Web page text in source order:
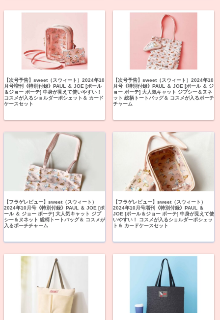
【次号予告】sweet（スウィート）2024年10
月号増刊《特別付録》PAUL ＆ JOE [ポール
＆ジョー ボーテ] 中身が見えて使いやすい！
コスメが入るショルダーポシェット＆ カード
ケースセット
【次号予告】sweet（スウィート）2024年10
月号《特別付録》PAUL ＆ JOE [ポール ＆ ジ
ョー ボーテ] 大人気キャット ジプシー＆ヌネ
ット 総柄トートバッグ＆ コスメが入るポーチ
チャーム
【フラゲレビュー】sweet（スウィート）
2024年10月号《特別付録》PAUL ＆ JOE [ポ
ール ＆ ジョー ボーテ] 大人気キャット ジプ
シー＆ヌネット 総柄トートバッグ＆ コスメが
入るポーチチャーム
【フラゲレビュー】sweet（スウィート）
2024年10月号増刊《特別付録》PAUL ＆
JOE [ポール＆ジョー ボーテ] 中身が見えて使
いやすい！ コスメが入るショルダーポシェッ
ト＆ カードケースセット